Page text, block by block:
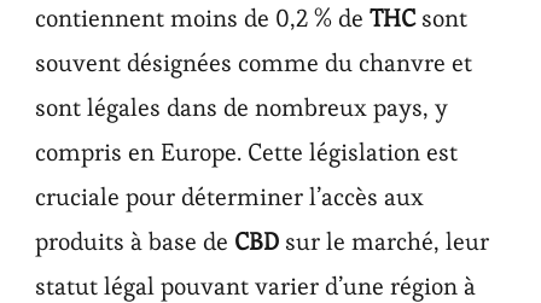
contiennent moins de 0,2 % de THCsont
souvent désignées comme du chanvre et
sont légales dans de nombreux pays, y
compris en Europe. Cette législation est
cruciale pour déterminer l’accès aux
produits à base de CBD sur le marché, leur
statut légal pouvant varier d’une région à